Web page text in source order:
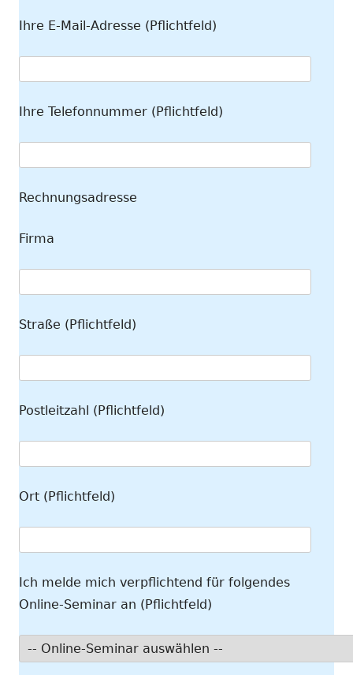
Ihre E-Mail-Adresse (Pflichtfeld)
Ihre Telefonnummer (Pflichtfeld)
Rechnungsadresse
Firma
Straße (Pflichtfeld)
Postleitzahl (Pflichtfeld)
Ort (Pflichtfeld)
Ich melde mich verpflichtend für folgendes
Online-Seminar an (Pflichtfeld)